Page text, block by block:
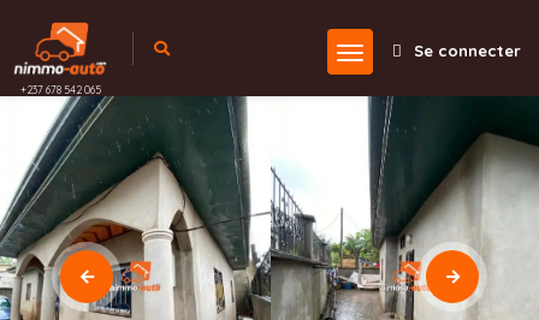
+237 678 542 065
Se connecter